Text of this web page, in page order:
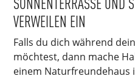
VERWEILEN EIN
Falls du dich während
möchtest, dann mache
einem Naturfreundehaus